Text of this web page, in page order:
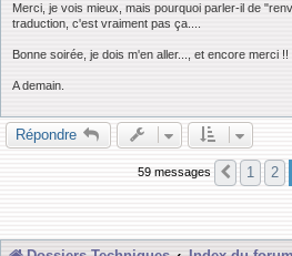
Merci, je vois mieux, mais pourquoi parler-il de
traduction, c'est vraiment pas ça....
Bonne soirée, je dois m'en aller..., et encore merci !!
A demain.
Répondre
59 messages 1 2